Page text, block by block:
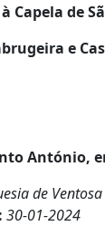
Capela de
e
António,
de
30-01-2024